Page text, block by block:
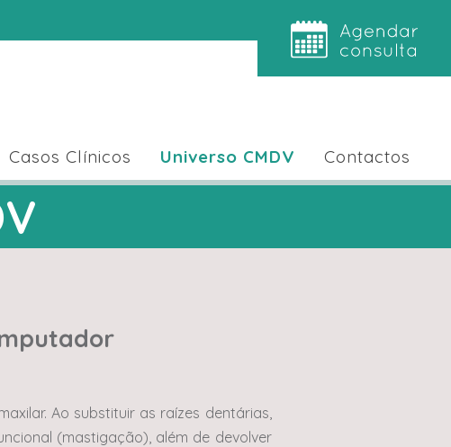
Casos Clínicos Universo CMDV Contactos
Ao substituir as raízes dentárias,
(mastigação), além de devolver